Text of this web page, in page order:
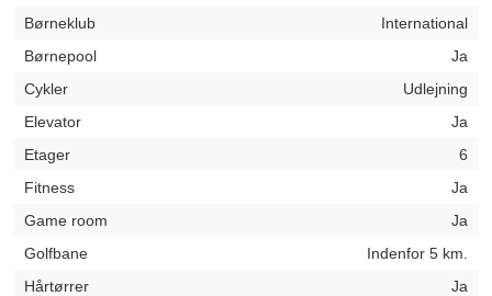
Børneklub
International
Børnepool
Ja
Cykler
Udlejning
Elevator
Ja
Etager
6
Fitness
Ja
Game room
Ja
Golfbane
Indenfor 5 km.
Hårtørrer
Ja